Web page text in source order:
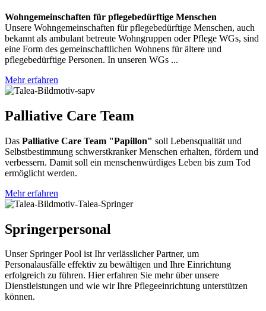
Wohngemeinschaften für pflegebedürftige Menschen
Unsere Wohngemeinschaften für pflegebedürftige Menschen, auch
bekannt als ambulant betreute Wohngruppen oder Pflege WGs, sind
eine Form des gemeinschaftlichen Wohnens für ältere und
pflegebedürftige Personen. In unseren WGs ...
Mehr erfahren
Palliative Care Team
Das Palliative Care Team "Papillon" soll Lebensqualität und
Selbstbestimmung schwerstkranker Menschen erhalten, fördern und
verbessern. Damit soll ein menschenwürdiges Leben bis zum Tod
ermöglicht werden.
Mehr erfahren
Springerpersonal
Unser Springer Pool ist Ihr verlässlicher Partner, um
Personalausfälle effektiv zu bewältigen und Ihre Einrichtung
erfolgreich zu führen. Hier erfahren Sie mehr über unsere
Dienstleistungen und wie wir Ihre Pflegeeinrichtung unterstützen
können.